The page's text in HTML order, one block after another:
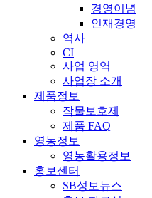
경영이념
인재경영
역사
CI
사업 영역
사업장 소개
제품정보
작물보호제
제품 FAQ
영농정보
영농활용정보
홍보센터
SB성보뉴스